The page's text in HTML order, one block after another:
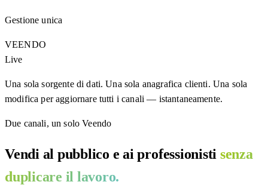
Gestione unica
VEENDO
Live
Una sola sorgente di dati. Una sola anagrafica clienti. Una sola
modifica per aggiornare tutti i canali — istantaneamente.
Due canali, un solo Veendo
Vendi al pubblico e ai professionisti senza
duplicare il lavoro.